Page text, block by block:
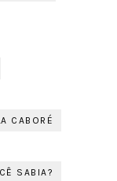
CABORÉ
SABIA?